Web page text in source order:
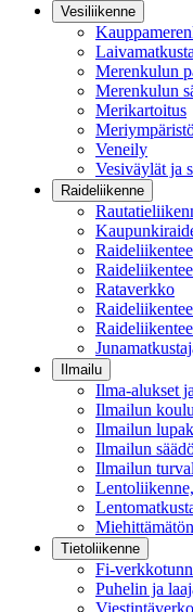
Vesiliikenne
Merenkulun
Merenkulun
Merikartoitus
Veneily
Vesiväylät ja
Raideliikenne
Rataverkko
Ilmailu
Ilma-alukset
Ilmailun
Ilmailun
Ilmailun
Ilmailun
Tietoliikenne
Fi-
Puhelin ja